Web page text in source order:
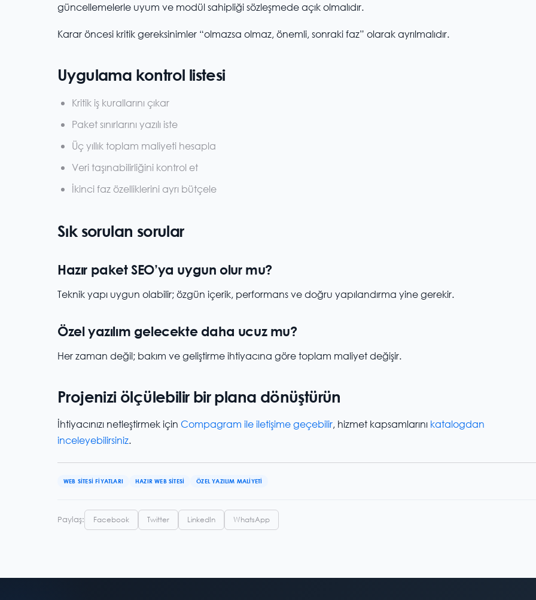
güncellemelerle uyum ve modül sahipliği sözleşmede açık olmalıdır.
Karar öncesi kritik gereksinimler “olmazsa olmaz, önemli, sonraki faz” olarak ayrılmalıdır.
Uygulama kontrol listesi
Kritik iş kurallarını çıkar
Paket sınırlarını yazılı iste
Üç yıllık toplam maliyeti hesapla
Veri taşınabilirliğini kontrol et
İkinci faz özelliklerini ayrı bütçele
Sık sorulan sorular
Hazır paket SEO’ya uygun olur mu?
Teknik yapı uygun olabilir; özgün içerik, performans ve doğru yapılandırma yine gerekir.
Özel yazılım gelecekte daha ucuz mu?
Her zaman değil; bakım ve geliştirme ihtiyacına göre toplam maliyet değişir.
Projenizi ölçülebilir bir plana dönüştürün
İhtiyacınızı netleştirmek için Compagram ile iletişime geçebilir, hizmet kapsamlarını katalogdan
inceleyebilirsiniz.
WEB SITESI FIYATLARI HAZIR WEB SITESI ÖZEL YAZILIM MALIYETI
Paylaş: Facebook Twitter LinkedIn WhatsApp